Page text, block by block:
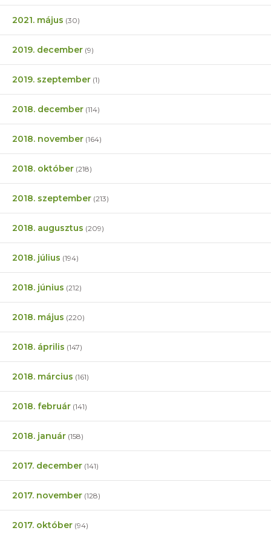
2021. május (30)
2019. december (9)
2019. szeptember (1)
2018. december (114)
2018. november (164)
2018. október (218)
2018. szeptember (213)
2018. augusztus (209)
2018. július (194)
2018. június (212)
2018. május (220)
2018. április (147)
2018. március (161)
2018. február (141)
2018. január (158)
2017. december (141)
2017. november (128)
2017. október (94)